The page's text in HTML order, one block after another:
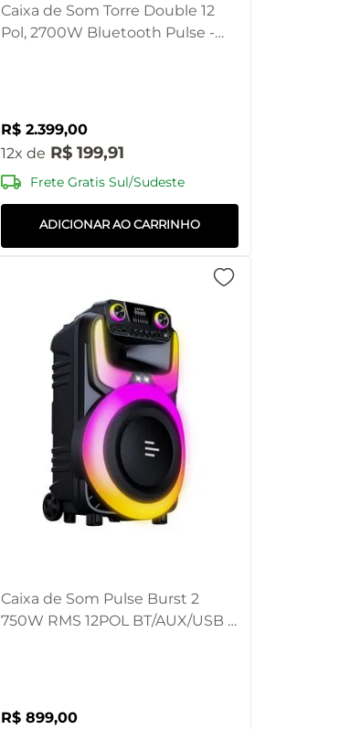
Caixa de Som Torre Double 12
Pol, 2700W Bluetooth Pulse -
R$ 2.399,00
12
R$ 199,91
Frete Gratis Sul/Sudeste
ADICIONAR AO CARRINHO
Caixa de Som Pulse Burst 2
750W RMS 12POL BT/AUX/USB -
R$ 899,00